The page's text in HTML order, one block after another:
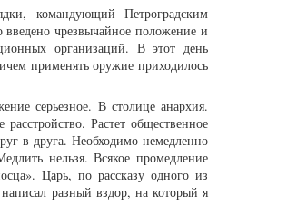
командующий Петроградским
чрезвычайное положение и
организаций. В этот день
применять оружие приходилось
серьезное. В столице анархия.
Растет общественное
в друга. Необходимо немедленно
нельзя. Всякое промедление
Царь, по рассказу одного из
разный вздор, на который я